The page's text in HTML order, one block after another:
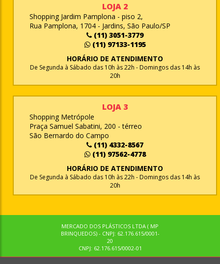
LOJA 2
Shopping Jardim Pamplona - piso 2,
Rua Pamplona, 1704 - Jardins, São Paulo/SP
(11) 3051-3779
(11) 97133-1195
HORÁRIO DE ATENDIMENTO
De Segunda à Sábado das 10h às 22h - Domingos das 14h às
20h
LOJA 3
Shopping Metrópole
Praça Samuel Sabatini, 200 - térreo
São Bernardo do Campo
(11) 4332-8567
(11) 97562-4778
HORÁRIO DE ATENDIMENTO
De Segunda à Sábado das 10h às 22h - Domingos das 14h às
20h
MERCADO DOS PLÁSTICOS LTDA ( MP
BRINQUEDOS) - CNPJ: 62.176.615/0001-
20
CNPJ: 62.176.615/0002-01